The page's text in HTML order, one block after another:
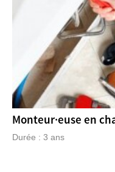
Monteur·euse en
Durée : 3 ans